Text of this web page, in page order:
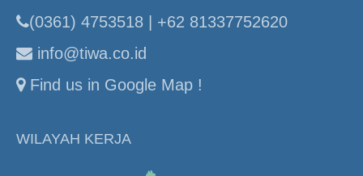
(0361) 4753518 | +62 81337752620
info@tiwa.co.id
Find us in Google Map !
WILAYAH KERJA